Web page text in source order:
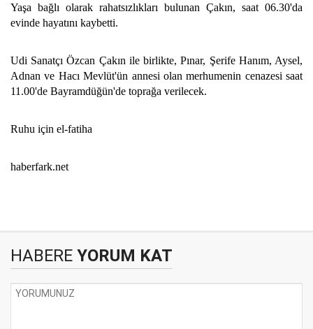
Yaşa bağlı olarak rahatsızlıkları bulunan Çakın, saat 06.30'da
evinde hayatını kaybetti.
Udi Sanatçı Özcan Çakın ile birlikte, Pınar, Şerife Hanım, Aysel,
Adnan ve Hacı Mevlüt'ün annesi olan merhumenin cenazesi saat
11.00'de Bayramdüğün'de toprağa verilecek.
Ruhu için el-fatiha
haberfark.net
HABERE YORUM KAT